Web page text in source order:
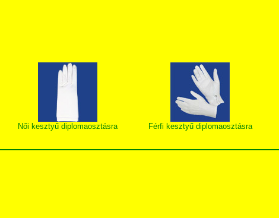
Női kesztyű diplomaosztásra Férfi kesztyű diplomaosztásra